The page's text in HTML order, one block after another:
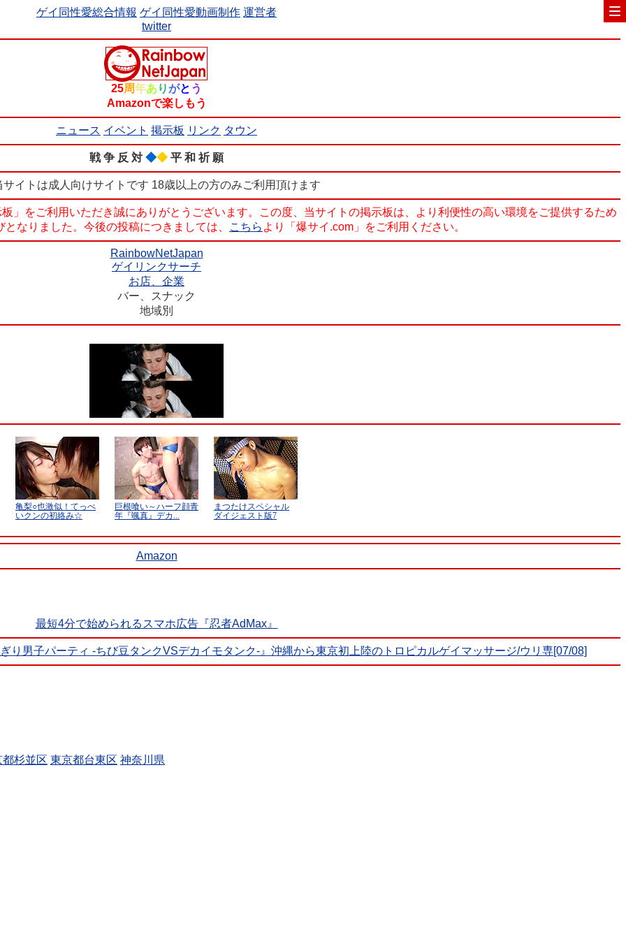
ゲイ同性愛総合情報 ゲイ同性愛動画制作 運営者
twitter
25周年ありがと う
Amazonで楽しもう
ニュース イベント 掲示板 リンク タウン
戦 争 反 対 ◆◆ 平 和 祈 願
サイトは成人向けサイトです 18歳以上の方のみご利用頂けます
をご利用いただき誠にありがとうございます。この度、当サイトの掲示板は、より利便性の高い環境をご提供するため
なりました。今後の投稿につきましては、
こちら より「爆サイ.com」をご利用ください。
RainbowNetJapan
ゲイリンクサーチ
お店、企業
バー、スナック
地域別
Amazon
最短4分で始められるスマホ広告『忍者AdMax』
り男子パーティ -ちび豆タンクVSデカイモタンク-』沖縄から東京初上陸のトロピカルゲイマッサージ/ウリ専[07/08]
都杉並区 東京都台東区 神奈川県